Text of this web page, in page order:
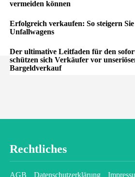
vermeiden können
Erfolgreich verkaufen: So steigern
Unfallwagens
Der ultimative Leitfaden für den
schützen sich Verkäufer vor
Bargeldverkauf
Rechtliches
AGB Datenschutzerklärung